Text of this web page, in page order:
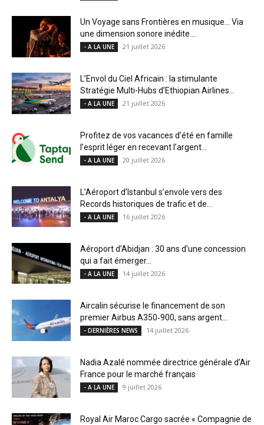
Un Voyage sans Frontières en musique… Via
une dimension sonore inédite....
- A LA UNE 21 juillet 2026
L’Envol du Ciel Africain : la stimulante
Stratégie Multi-Hubs d’Ethiopian Airlines...
- A LA UNE 21 juillet 2026
Profitez de vos vacances d’été en famille
l’esprit léger en recevant l’argent...
- A LA UNE 20 juillet 2026
L’Aéroport d’Istanbul s’envole vers des
Records historiques de trafic et de...
- A LA UNE 16 juillet 2026
Aéroport d’Abidjan : 30 ans d’une concession
qui a fait émerger...
- A LA UNE 14 juillet 2026
Aircalin sécurise le financement de son
premier Airbus A350‑900, sans argent...
- DERNIÈRES NEWS 14 juillet 2026
Nadia Azalé nommée directrice générale d’Air
France pour le marché français
- A LA UNE 9 juillet 2026
Royal Air Maroc Cargo sacrée « Compagnie de